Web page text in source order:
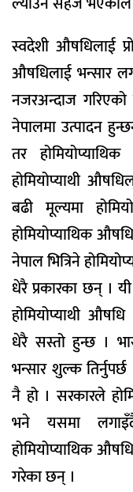
स्वदेशी औषधिलाई
औषधिलाई भन्सार
नजरअन्दाज
नेपालमा उत्पादन
तर
होमियोप्याथी
बढी मूल्यमा
होमियोप्याथिक
नेपाल भित्रिने
धेरै प्रकारका छन् ।
होमियोप्याथी
धेरै सस्तो हुन्छ ।
भन्सार शुल्क
नै हो । सरकारले
भने यसमा
होमियोप्याथिक
गरेका छन् ।